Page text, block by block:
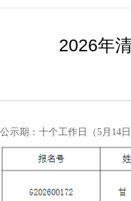
2026年
公示期：十个工作日（5月14日